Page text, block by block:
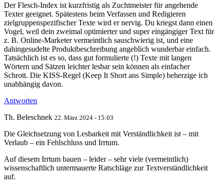
Der Flesch-Index ist kurzfristig als Zuchtmeister für angehende
Texter geeignet. Spätestens beim Verfassen und Redigieren
zielgruppenspezifischer Texte wird er nervig. Du kriegst dann einen
Vogel, weil dein zweimal optimierter und super eingängiger Text für
z. B. Online-Marketer vermeintlich sauschwierig ist, und eine
dahingesudelte Produktbeschreibung angeblich wunderbar einfach.
Tatsächlich ist es so, dass gut formulierte (!) Texte mit langen
Wörtern und Sätzen leichter lesbar sein können als einfacher
Schrott. Die KISS-Regel (Keep It Short ans Simple) beherzige ich
unabhängig davon.
Antworten
Th. Beleschnek 22. März 2024 - 15:03
Die Gleichsetzung von Lesbarkeit mit Verständlichkeit ist – mit
Verlaub – ein Fehlschluss und Irrtum.
Auf diesem Irrtum bauen – leider – sehr viele (vermeintlich)
wissenschaftlich untermauerte Ratschläge zur Textverständlichkeit
auf.